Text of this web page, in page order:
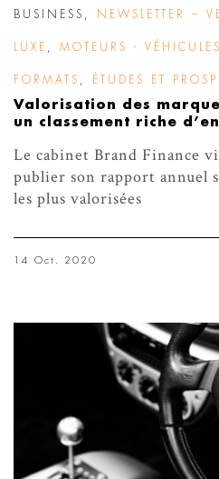
BUSINESS NEWSLETTER –
LUXE MOTEURS -
FORMATS ÉTUDES ET
Valorisation des
un classement riche
Le cabinet Brand Finance
publier son rapport annuel
les plus valorisées
14 Oct. 2020